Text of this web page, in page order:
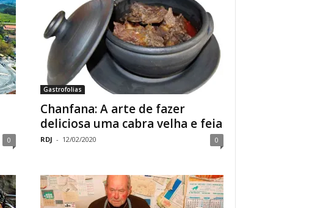
0
Gastrofolias
Chanfana: A arte de fazer
deliciosa uma cabra velha e feia
RDJ - 12/02/2020 0